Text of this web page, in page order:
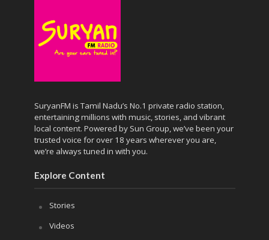
SuryanFM is Tamil Nadu’s No.1 private radio station,
entertaining millions with music, stories, and vibrant
local content. Powered by Sun Group, we’ve been your
trusted voice for over 18 years wherever you are,
we’re always tuned in with you.
Explore Content
Stories
Videos